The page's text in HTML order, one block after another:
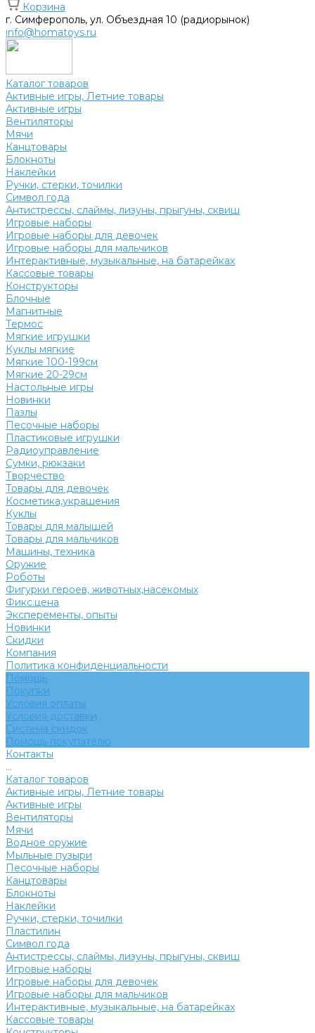
Корзина
г. Симферополь, ул. Объездная 10 (радиорынок)
info@homatoys.ru
Каталог товаров
Активные игры, Летние товары
Активные игры
Вентиляторы
Мячи
Канцтовары
Блокноты
Наклейки
Ручки, стерки, точилки
Символ года
Антистрессы, слаймы, лизуны, прыгуны, сквиш
Игровые наборы
Игровые наборы для девочек
Игровые наборы для мальчиков
Интерактивные, музыкальные, на батарейках
Кассовые товары
Конструкторы
Блочные
Магнитные
Термос
Мягкие игрушки
Куклы мягкие
Мягкие 100-199см
Мягкие 20-29см
Настольные игры
Новинки
Пазлы
Песочные наборы
Пластиковые игрушки
Радиоуправление
Сумки, рюкзаки
Творчество
Товары для девочек
Косметика,украшения
Куклы
Товары для малышей
Товары для мальчиков
Машины, техника
Оружие
Роботы
Фигурки героев, животных,насекомых
Фикс.цена
Эксперементы, опыты
Новинки
Скидки
Компания
Политика конфиденциальности
Помощь
Покупки
Условия оплаты
Условия доставки
Система скидок
Помощь покупателю
Контакты
...
Каталог товаров
Активные игры, Летние товары
Активные игры
Вентиляторы
Мячи
Водное оружие
Мыльные пузыри
Песочные наборы
Канцтовары
Блокноты
Наклейки
Ручки, стерки, точилки
Пластилин
Символ года
Антистрессы, слаймы, лизуны, прыгуны, сквиш
Игровые наборы
Игровые наборы для девочек
Игровые наборы для мальчиков
Интерактивные, музыкальные, на батарейках
Кассовые товары